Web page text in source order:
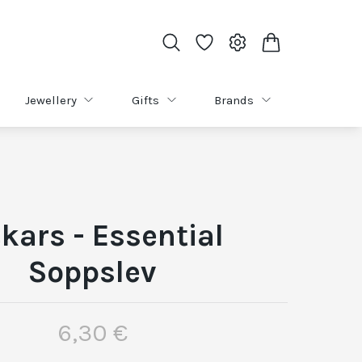
Jewellery Gifts Brands
- Essential
Soppslev
6,30 €